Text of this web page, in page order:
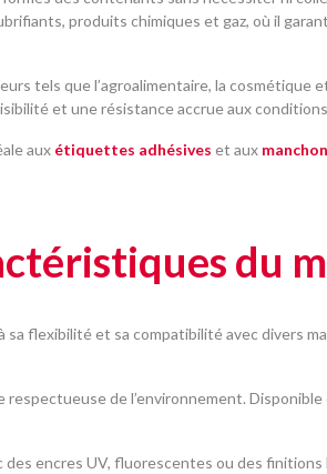
produits chimiques et gaz, où il
tels que l’agroalimentaire, la cosmétique
et une résistance accrue aux
aux étiquettes adhésives et aux
du
flexibilité et sa compatibilité avec divers
de l’environnement.
encres UV, fluorescentes ou des